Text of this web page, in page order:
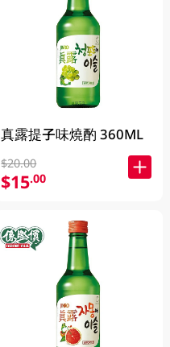
真露提子味燒酌 360ML
$20.00
$15.00